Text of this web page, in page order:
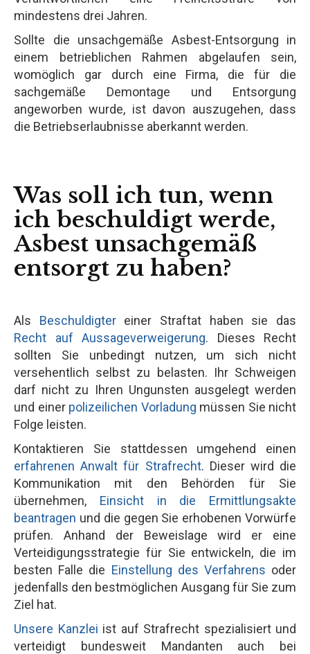
mindestens drei Jahren.
Sollte die unsachgemäße Asbest-Entsorgung in
einem betrieblichen Rahmen abgelaufen sein,
womöglich gar durch eine Firma, die für die
sachgemäße Demontage und Entsorgung
angeworben wurde, ist davon auszugehen, dass
die Betriebserlaubnisse aberkannt werden.
Was soll ich tun, wenn
ich beschuldigt werde,
Asbest unsachgemäß
entsorgt zu haben?
Als Beschuldigtereiner Straftat haben sie das
Recht auf Aussageverweigerung. Dieses Recht
sollten Sie unbedingt nutzen, um sich nicht
versehentlich selbst zu belasten. Ihr Schweigen
darf nicht zu Ihren Ungunsten ausgelegt werden
und einerpolizeilichen Vorladung müssen Sie nicht
Folge leisten.
Kontaktieren Sie stattdessen umgehend einen
erfahrenen Anwalt für Strafrecht. Dieser wird die
Kommunikation mit den Behörden für Sie
übernehmen, Einsicht in die Ermittlungsakte
beantragen und die gegen Sie erhobenen Vorwürfe
prüfen. Anhand der Beweislage wird er eine
Verteidigungsstrategie für Sie entwickeln, die im
besten Falle die Einstellung des Verfahrens oder
jedenfalls den bestmöglichen Ausgang für Sie zum
Ziel hat.
Unsere Kanzlei ist auf Strafrecht spezialisiert und
verteidigt bundesweit Mandanten auch bei